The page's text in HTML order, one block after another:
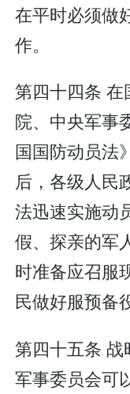
在平时必须做
作。
第四十四条
院、中央军事
国国防动员法
后，各级人民
法迅速实施动
假、探亲的军
时准备应召服
民做好服预备
第四十五条
军事委员会可